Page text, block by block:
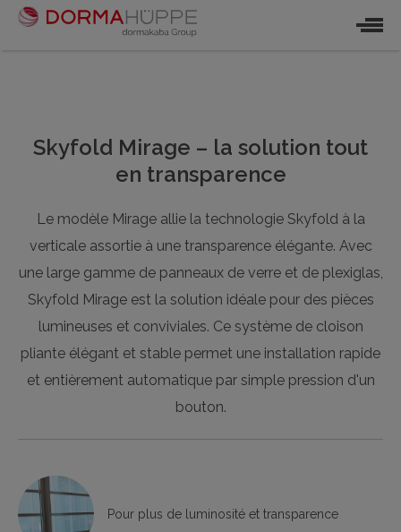
Skyfold Mirage – la solution tout
en transparence
Le modèle Mirage allie la technologie Skyfold à la
verticale assortie à une transparence élégante. Avec
une large gamme de panneaux de verre et de plexiglas,
Skyfold Mirage est la solution idéale pour des pièces
lumineuses et conviviales. Ce système de cloison
pliante élégant et stable permet une installation rapide
et entièrement automatique par simple pression d'un
bouton.
Pour plus de luminosité et transparence